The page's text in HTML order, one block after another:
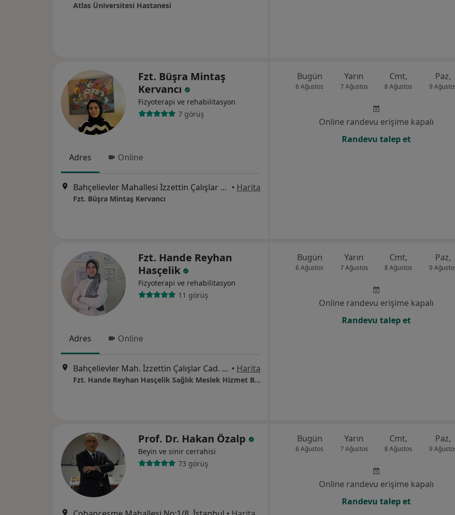
Atlas Üniversitesi Hastanesi
Fzt. Büşra Mintaş
Kervancı
Fizyoterapi ve rehabilitasyon
7 görüş
Adres Online
Bahçelievler Mahallesi İzzettin Çalışlar Caddesi No: 58 Bahçelievler, İstanbul • Harita
Fzt. Büşra Mintaş Kervancı
Bugün
6 Ağustos
Yarın
7 Ağustos
Cmt,
8 Ağustos
Paz,
9
Online randevu erişime kapalı
Randevu talep et
Fzt. Hande Reyhan
Hasçelik
Fizyoterapi ve rehabilitasyon
11 görüş
Adres Online
Bahçelievler Mah. İzzettin Çalışlar Cad. No:32/3, İstanbul • Harita
Fzt. Hande Reyhan Hasçelik Sağlık Meslek Hizmet Birimi
Bugün
6 Ağustos
Yarın
7 Ağustos
Cmt,
8 Ağustos
Paz,
9
Online randevu erişime kapalı
Randevu talep et
Prof. Dr. Hakan Özalp
Beyin ve sinir cerrahisi
73 görüş
Bugün
6 Ağustos
Yarın
7 Ağustos
Cmt,
8 Ağustos
Paz,
9
Online randevu erişime kapalı
Randevu talep et